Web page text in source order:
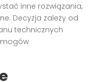
inne rozwiązania,
Decyzja zależy od
technicznych